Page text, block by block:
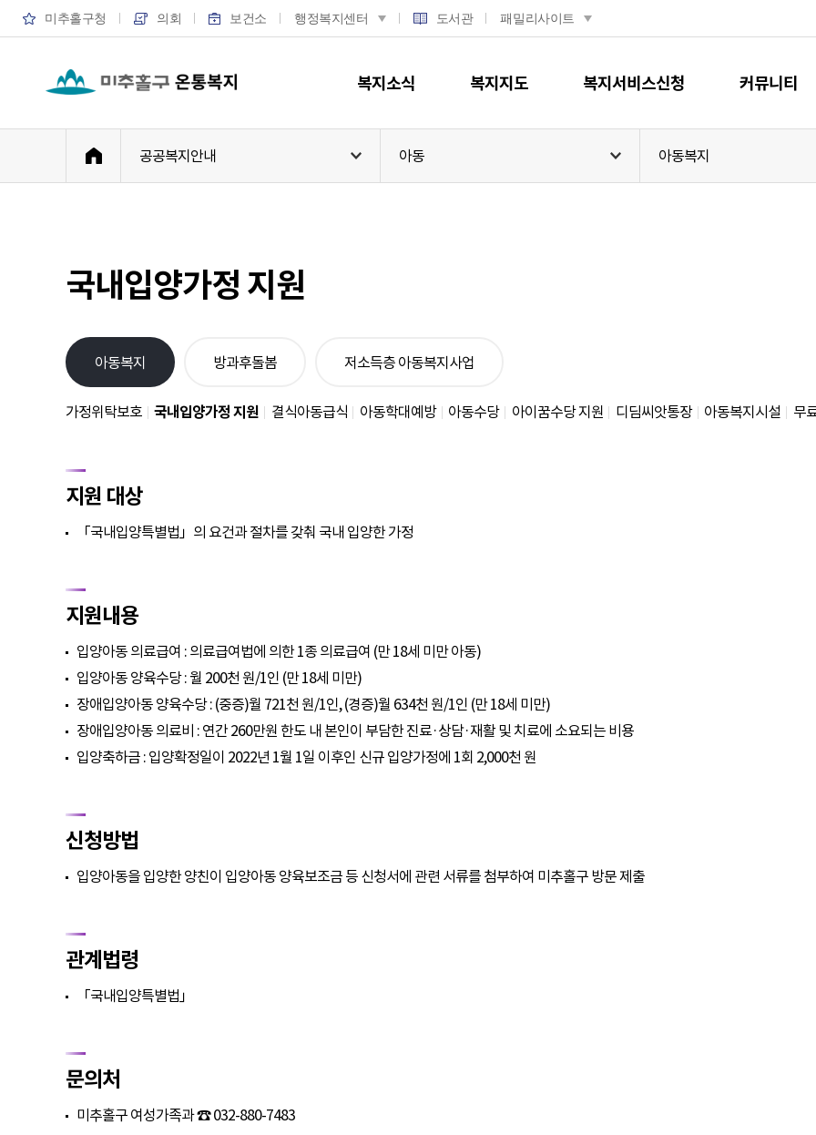
미추홀구청 의회 보건소 행정복지센터 도서관 패밀리사이트
복지소식 복지지도 복지서비스신청 커뮤니티
공공복지안내
아동 아동복지
국내입양가정 지원
아동복지 방과후돌봄 저소득층 아동복지사업
가정위탁보호 국내입양가정 지원 결식아동급식 아동학대예방 아동수당 아이꿈수당 지원 디딤씨앗통장 아동복지시설 무
지원 대상
「국내입양특별법」의 요건과 절차를 갖춰 국내 입양한 가정
지원내용
입양아동 의료급여 : 의료급여법에 의한 1종 의료급여 (만 18세 미만 아동)
입양아동 양육수당 : 월 200천 원/1인 (만 18세 미만)
장애입양아동 양육수당 : (중증)월 721천 원/1인, (경증)월 634천 원/1인 (만 18세 미만)
장애입양아동 의료비 : 연간 260만원 한도 내 본인이 부담한 진료·상담·재활 및 치료에 소요되는 비용
입양축하금 : 입양확정일이 2022년 1월 1일 이후인 신규 입양가정에 1회 2,000천 원
신청방법
입양아동을 입양한 양친이 입양아동 양육보조금 등 신청서에 관련 서류를 첨부하여 미추홀구 방문 제출
관계법령
「국내입양특별법」
문의처
미추홀구 여성가족과 ☎ 032-880-7483